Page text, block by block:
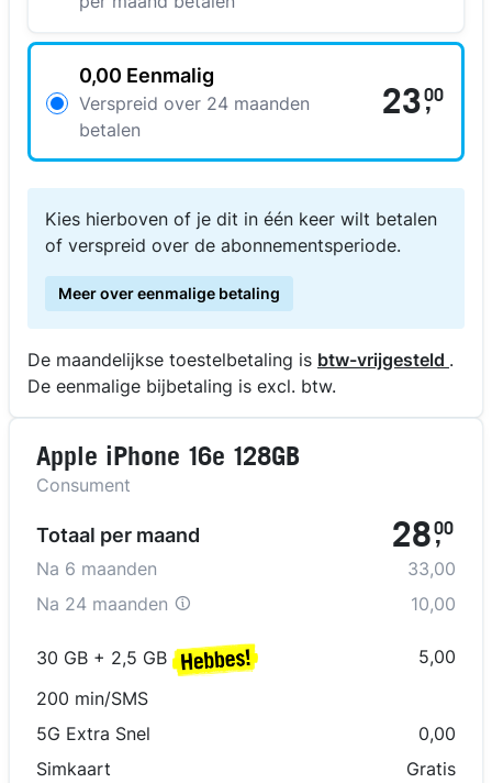
0,00 Eenmalig
Verspreid over 24 maanden
betalen
23,
00
Kies hierboven of je dit in één keer wilt betalen
of verspreid over de abonnementsperiode.
Meer over eenmalige betaling
De maandelijkse toestelbetaling is btw-vrijgesteld .
De eenmalige bijbetaling is excl. btw.
Apple iPhone 16e 128GB
Consument
Totaal per maand 28,
00
Na 6 maanden
33,00
Na 24 maanden 10,00
30 GB + 2,5 GB
5,00
200 min/SMS
5G Extra Snel
0,00
Simkaart
Gratis